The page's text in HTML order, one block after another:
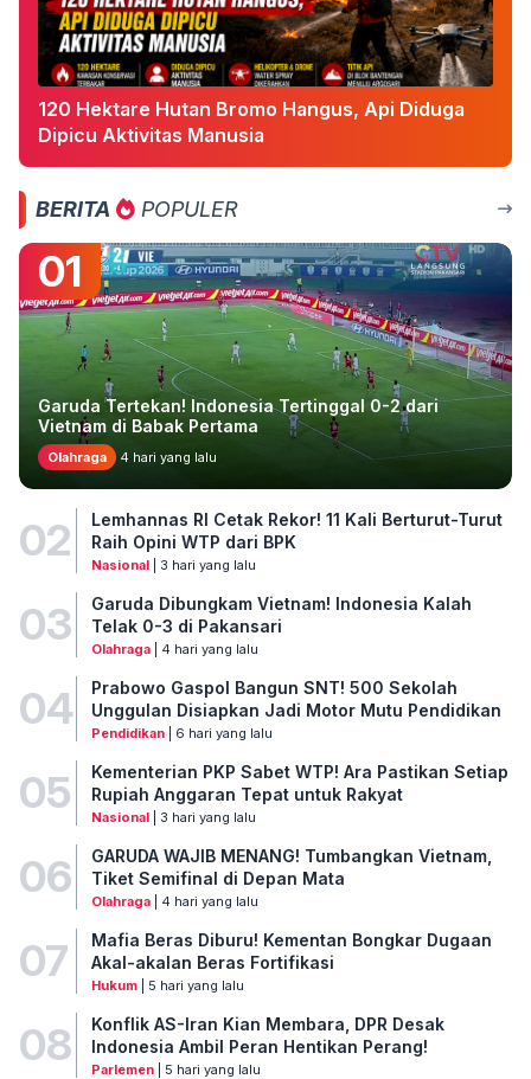
120 Hektare Hutan Bromo Hangus, Api Diduga
Dipicu Aktivitas Manusia
BERITA POPULER
01
Garuda Tertekan! Indonesia Tertinggal 0-2 dari
Vietnam di Babak Pertama
Olahraga 4 hari yang lalu
02
Lemhannas RI Cetak Rekor! 11 Kali Berturut-Turut
Raih Opini WTP dari BPK
Nasional| 3 hari yang lalu
03
Garuda Dibungkam Vietnam! Indonesia Kalah
Telak 0-3 di Pakansari
Olahraga| 4 hari yang lalu
04
Prabowo Gaspol Bangun SNT! 500 Sekolah
Unggulan Disiapkan Jadi Motor Mutu Pendidikan
Pendidikan| 6 hari yang lalu
05
Kementerian PKP Sabet WTP! Ara Pastikan Setiap
Rupiah Anggaran Tepat untuk Rakyat
Nasional| 3 hari yang lalu
06
GARUDA WAJIB MENANG! Tumbangkan Vietnam,
Tiket Semifinal di Depan Mata
Olahraga| 4 hari yang lalu
07
Mafia Beras Diburu! Kementan Bongkar Dugaan
Akal-akalan Beras Fortifikasi
Hukum| 5 hari yang lalu
08
Konflik AS-Iran Kian Membara, DPR Desak
Indonesia Ambil Peran Hentikan Perang!
Parlemen| 5 hari yang lalu